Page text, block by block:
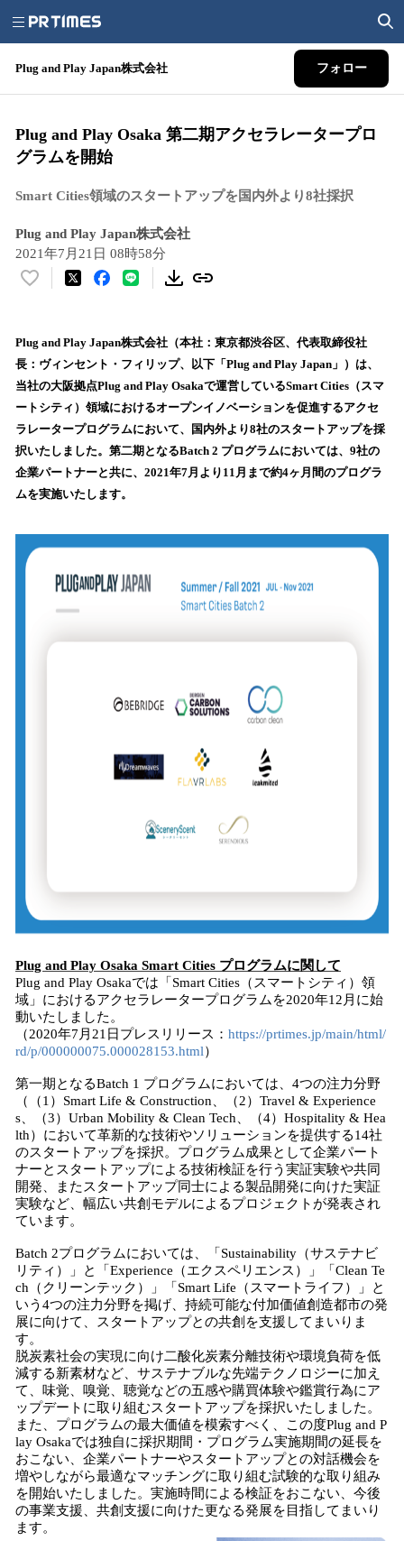
Plug and Play Japan株式会社 フォロー
Plug and Play Osaka 第二期アクセラレータープロ
グラムを開始
Smart Cities領域のスタートアップを国内外より8社採択
Plug and Play Japan株式会社
2021年7月21日 08時58分
い
！
数
を
読
込
み
中
で
Plug and Play Japan株式会社（本社：東京都渋谷区、代表取締役社
長：ヴィンセント・フィリップ、以下「Plug and Play Japan」）は、
当社の大阪拠点Plug and Play Osakaで運営しているSmart Cities（スマ
ートシティ）領域におけるオープンイノベーションを促進するアクセ
ラレータープログラムにおいて、国内外より8社のスタートアップを採
択いたしました。第二期となるBatch 2 プログラムにおいては、9社の
企業パートナーと共に、2021年7月より11月まで約4ヶ月間のプログラ
ムを実施いたします。
Plug and Play Osaka Smart Cities プログラムに関して
Plug and Play Osakaでは「Smart Cities（スマートシティ）領
域」におけるアクセラレータープログラムを2020年12月に始
動いたしました。
（2020年7月21日プレスリリース： https://prtimes.jp/main/html/
rd/p/000000075.000028153.html）
第一期となるBatch 1 プログラムにおいては、4つの注力分野
（（1）Smart Life & Construction、（2）Travel & Experience
s、（3）Urban Mobility & Clean Tech、（4）Hospitality & Hea
lth）において革新的な技術やソリューションを提供する14社
のスタートアップを採択。プログラム成果として企業パート
ナーとスタートアップによる技術検証を行う実証実験や共同
開発、またスタートアップ同士による製品開発に向けた実証
実験など、幅広い共創モデルによるプロジェクトが発表され
ています。
Batch 2プログラムにおいては、「Sustainability（サステナビ
リティ）」と「Experience（エクスペリエンス）」「Clean Te
ch（クリーンテック）」「Smart Life（スマートライフ）」と
いう4つの注力分野を掲げ、持続可能な付加価値創造都市の発
展に向けて、スタートアップとの共創を支援してまいりま
す。
脱炭素社会の実現に向け二酸化炭素分離技術や環境負荷を低
減する新素材など、サステナブルな先端テクノロジーに加え
て、味覚、嗅覚、聴覚などの五感や購買体験や鑑賞行為にア
ップデートに取り組むスタートアップを採択いたしました。
また、プログラムの最大価値を模索すべく、この度Plug and P
lay Osakaでは独自に採択期間・プログラム実施期間の延長を
おこない、企業パートナーやスタートアップとの対話機会を
増やしながら最適なマッチングに取り組む試験的な取り組み
を開始いたしました。実施時間による検証をおこない、今後
の事業支援、共創支援に向けた更なる発展を目指してまいり
ます。